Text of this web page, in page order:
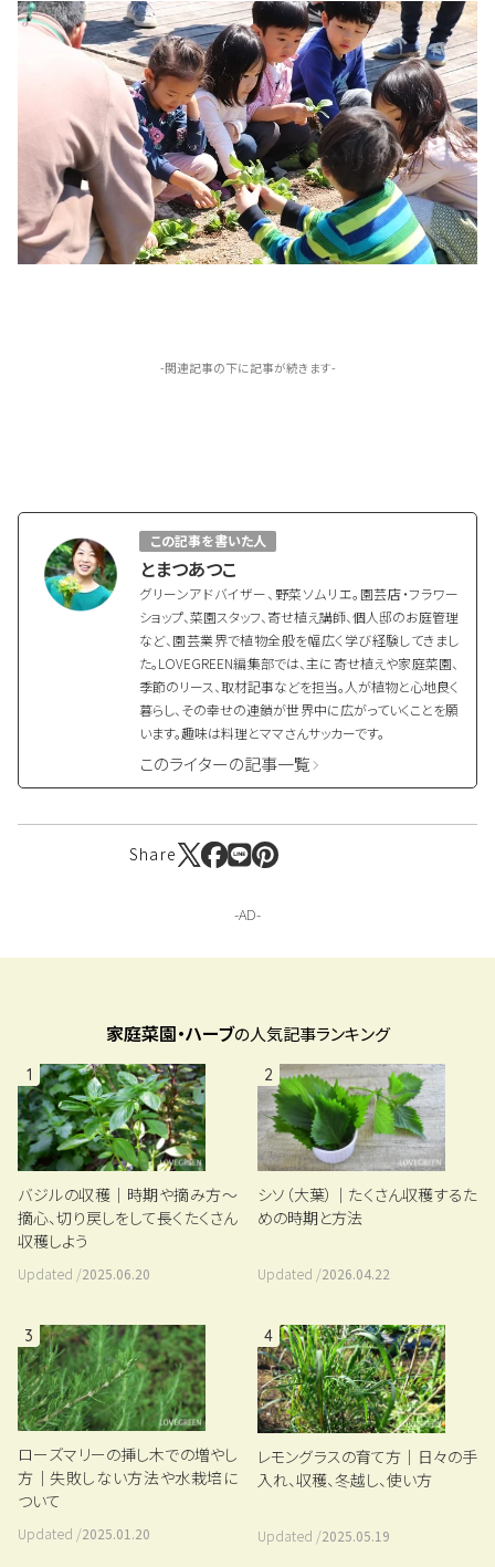
-関連記事の下に記事が続きます-
この記事を書いた人
とまつあつこ
グリーンアドバイザー、野菜ソムリエ。園芸店・フラワー
ショップ、菜園スタッフ、寄せ植え講師、個人邸のお庭管理
など、園芸業界で植物全般を幅広く学び経験してきまし
た。LOVEGREEN編集部では、主に寄せ植えや家庭菜園、
季節のリース、取材記事などを担当。人が植物と心地良く
暮らし、その幸せの連鎖が世界中に広がっていくことを願
います。趣味は料理とママさんサッカーです。
このライターの記事一覧
Share
家庭菜園・ハーブの人気記事ランキング
1
バジルの収穫｜時期や摘み方～
摘心、切り戻しをして長くたくさん
収穫しよう
Updated /2025.06.20
2
シソ（大葉）｜たくさん収穫するた
めの時期と方法
Updated /2026.04.22
3
ローズマリーの挿し木での増やし
方｜失敗しない方法や水栽培に
ついて
Updated /2025.01.20
4
レモングラスの育て方｜日々の手
入れ、収穫、冬越し、使い方
Updated /2025.05.19